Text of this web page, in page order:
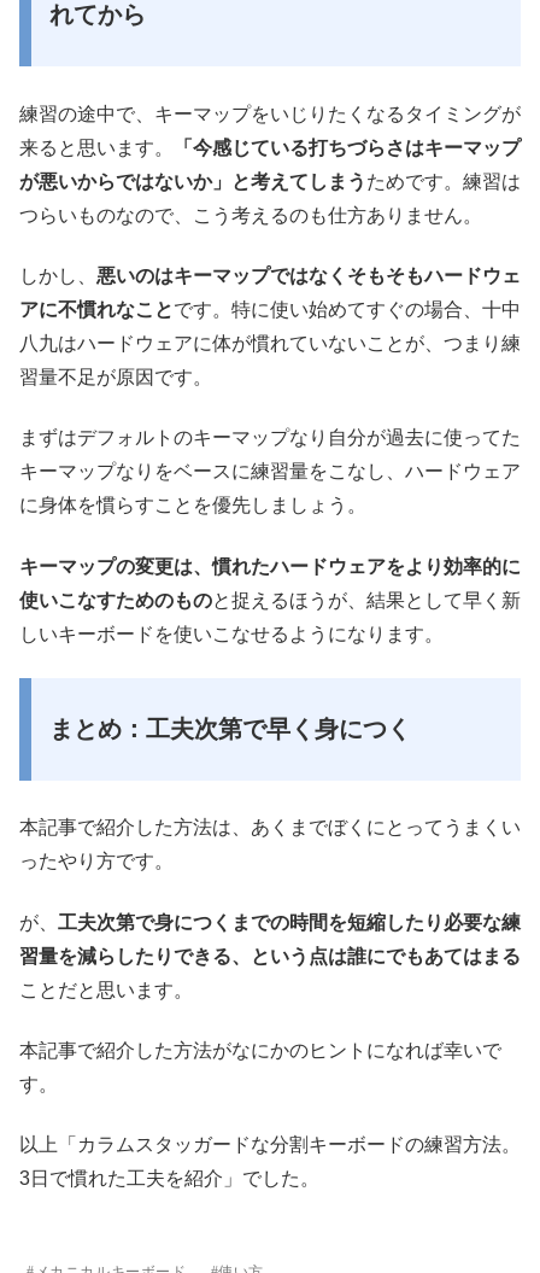
れてから
練習の途中で、キーマップをいじりたくなるタイミングが
来ると思います。
「今感じている打ちづらさはキーマップ
が悪いからではないか」と考えてしまう ためです。練習は
つらいものなので、こう考えるのも仕方ありません。
しかし、 悪いのはキーマップではなくそもそもハードウェ
アに不慣れなことです。特に使い始めてすぐの場合、十中
八九はハードウェアに体が慣れていないことが、つまり練
習量不足が原因です。
まずはデフォルトのキーマップなり自分が過去に使ってた
キーマップなりをベースに練習量をこなし、ハードウェア
に身体を慣らすことを優先しましょう。
キーマップの変更は、慣れたハードウェアをより効率的に
使いこなすためのものと捉えるほうが、結果として早く新
しいキーボードを使いこなせるようになります。
まとめ：工夫次第で早く身につく
本記事で紹介した方法は、あくまでぼくにとってうまくい
ったやり方です。
が、 工夫次第で身につくまでの時間を短縮したり必要な練
習量を減らしたりできる、という点は誰にでもあてはまる
ことだと思います。
本記事で紹介した方法がなにかのヒントになれば幸いで
す。
以上「カラムスタッガードな分割キーボードの練習方法。
3日で慣れた工夫を紹介」でした。